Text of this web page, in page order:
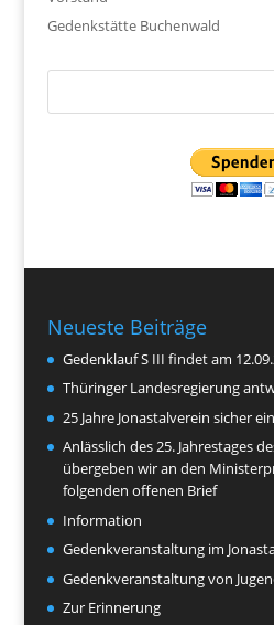
Gedenkstätte Buchenwald
Neueste Beiträge
Gedenklauf S III findet am
Thüringer Landesregierung
25 Jahre Jonastalverein sicher
Anlässlich des 25. Jahrestages
übergeben wir an den
folgenden offenen Brief
Information
Gedenkveranstaltung im
Gedenkveranstaltung von
Zur Erinnerung